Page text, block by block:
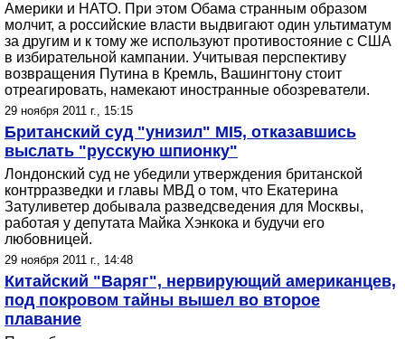
Америки и НАТО. При этом Обама странным образом
молчит, а российские власти выдвигают один ультиматум
за другим и к тому же используют противостояние с США
в избирательной кампании. Учитывая перспективу
возвращения Путина в Кремль, Вашингтону стоит
отреагировать, намекают иностранные обозреватели.
29 ноября 2011 г., 15:15
Британский суд "унизил" MI5, отказавшись
выслать "русскую шпионку"
Лондонский суд не убедили утверждения британской
контрразведки и главы МВД о том, что Екатерина
Затуливетер добывала разведсведения для Москвы,
работая у депутата Майка Хэнкока и будучи его
любовницей.
29 ноября 2011 г., 14:48
Китайский "Варяг", нервирующий американцев,
под покровом тайны вышел во второе
плавание